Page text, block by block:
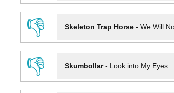
👎
Skeleton Trap Horse- We Will
👎
Skumbollar- Look into My Eyes